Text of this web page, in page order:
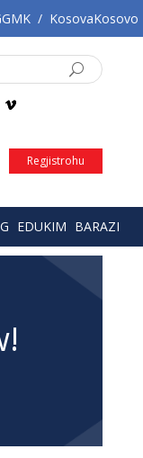
/ KosovaKosovo
Regjistrohu
EDUKIM BARAZI